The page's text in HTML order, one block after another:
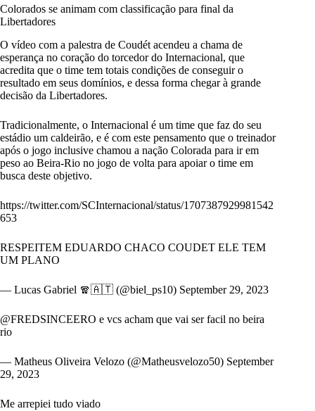
Colorados se animam com classificação para final da
Libertadores
O vídeo com a palestra de Coudét acendeu a chama de
esperança no coração do torcedor do Internacional, que
acredita que o time tem totais condições de conseguir o
resultado em seus domínios, e dessa forma chegar à grande
decisão da Libertadores.
Tradicionalmente, o Internacional é um time que faz do seu
estádio um caldeirão, e é com este pensamento que o treinador
após o jogo inclusive chamou a nação Colorada para ir em
peso ao Beira-Rio no jogo de volta para apoiar o time em
busca deste objetivo.
https://twitter.com/SCInternacional/status/1707387929981542
653
RESPEITEM EDUARDO CHACO COUDET ELE TEM
UM PLANO
— Lucas Gabriel 🧣🇦🇹 (@biel_ps10) September 29, 2023
@FREDSINCEERO e vcs acham que vai ser facil no beira
rio
— Matheus Oliveira Velozo (@Matheusvelozo50) September
29, 2023
Me arrepiei tudo viado